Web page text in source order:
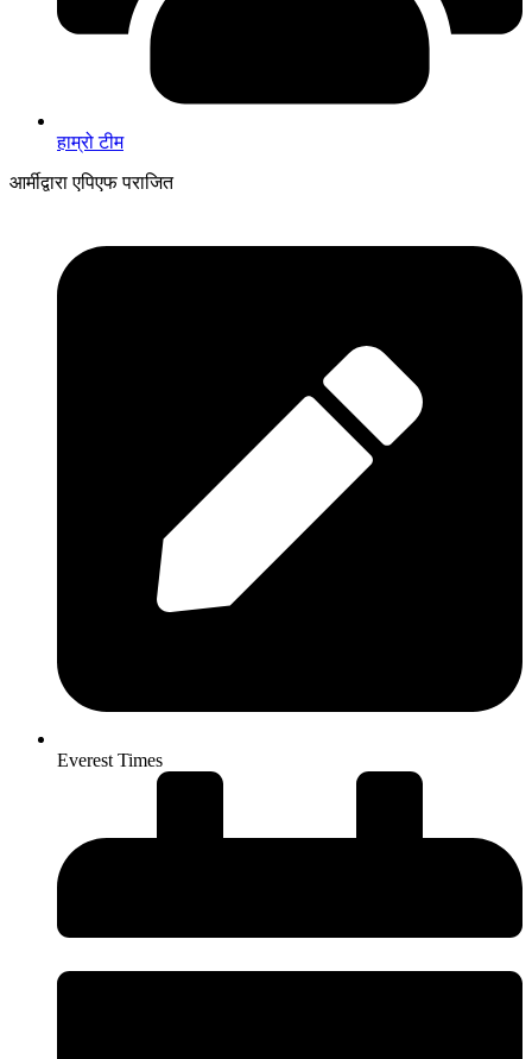
हाम्रो टीम
आर्मीद्वारा एपिएफ पराजित
Everest Times